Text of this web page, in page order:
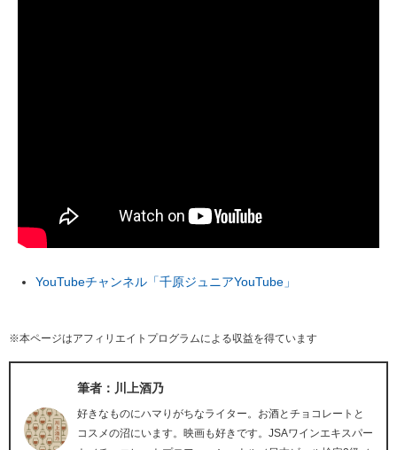
YouTubeチャンネル「千原ジュニアYouTube」
※本ページはアフィリエイトプログラムによる収益を得ています
筆者：川上酒乃
好きなものにハマりがちなライター。お酒とチョコレートと
コスメの沼にいます。映画も好きです。JSAワインエキスパー